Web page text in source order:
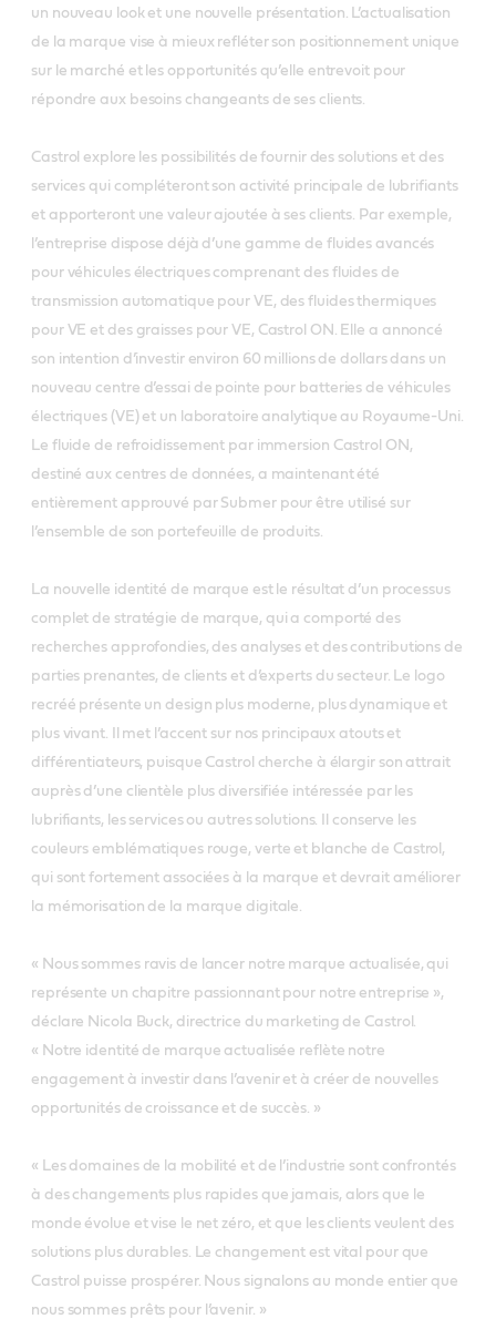
un nouveau look et une nouvelle présentation. L’actualisation
de la marque vise à mieux refléter son positionnement unique
sur le marché et les opportunités qu’elle entrevoit pour
répondre aux besoins changeants de ses clients.
Castrol explore les possibilités de fournir des solutions et des
services qui compléteront son activité principale de lubrifiants
et apporteront une valeur ajoutée à ses clients. Par exemple,
l’entreprise dispose déjà d’une gamme de fluides avancés
pour véhicules électriques comprenant des fluides de
transmission automatique pour VE, des fluides thermiques
pour VE et des graisses pour VE, Castrol ON. Elle a annoncé
son intention d’investir environ 60 millions de dollars dans un
nouveau centre d’essai de pointe pour batteries de véhicules
électriques (VE) et un laboratoire analytique au Royaume-Uni.
Le fluide de refroidissement par immersion Castrol ON,
destiné aux centres de données, a maintenant été
entièrement approuvé par Submer pour être utilisé sur
l’ensemble de son portefeuille de produits.
La nouvelle identité de marque est le résultat d’un processus
complet de stratégie de marque, qui a comporté des
recherches approfondies, des analyses et des contributions de
parties prenantes, de clients et d’experts du secteur. Le logo
recréé présente un design plus moderne, plus dynamique et
plus vivant. Il met l’accent sur nos principaux atouts et
différentiateurs, puisque Castrol cherche à élargir son attrait
auprès d’une clientèle plus diversifiée intéressée par les
lubrifiants, les services ou autres solutions. Il conserve les
couleurs emblématiques rouge, verte et blanche de Castrol,
qui sont fortement associées à la marque et devrait améliorer
la mémorisation de la marque digitale.
« Nous sommes ravis de lancer notre marque actualisée, qui
représente un chapitre passionnant pour notre entreprise »,
déclare Nicola Buck, directrice du marketing de Castrol.
« Notre identité de marque actualisée reflète notre
engagement à investir dans l’avenir et à créer de nouvelles
opportunités de croissance et de succès. »
« Les domaines de la mobilité et de l’industrie sont confrontés
à des changements plus rapides que jamais, alors que le
monde évolue et vise le net zéro, et que les clients veulent des
solutions plus durables. Le changement est vital pour que
Castrol puisse prospérer. Nous signalons au monde entier que
nous sommes prêts pour l’avenir. »